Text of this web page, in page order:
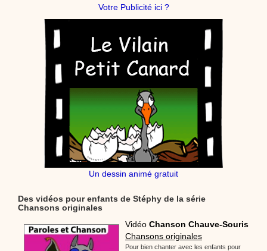
Votre Publicité ici ?
Un dessin animé gratuit
Des vidéos pour enfants de Stéphy de la série
Chansons originales
Vidéo Chanson Chauve-Souris
Chansons originales
Pour bien chanter avec les enfants pour